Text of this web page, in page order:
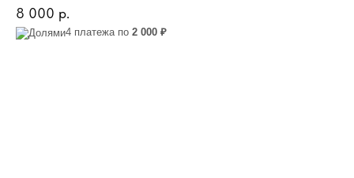
8 000 р.
4 платежа по 2 000 ₽